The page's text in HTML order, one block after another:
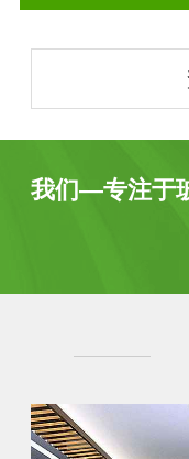
我们—专注于